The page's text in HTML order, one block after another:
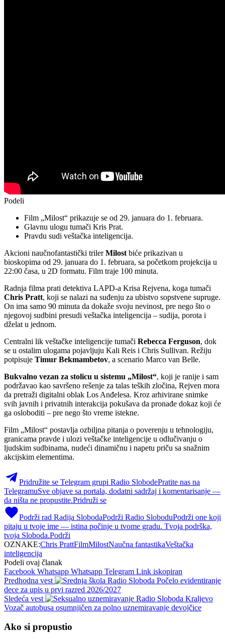
Podeli
Film „Milost“ prikazuje se od 29. januara do 1. februara.
Glavnu ulogu tumači Kris Prat.
Pravdu sudi veštačka inteligencija.
Akcioni naučnofantastički trilerMilost biće prikazivan u
bioskopima od 29. januara do 1. februara, sa početkom projekcija u
22:00 časa, u 2D formatu. Film traje 100 minuta.
Radnja filma prati detektiva LAPD-a Krisa Rejvena, koga tumači
Chris Pratt, koji se nalazi na suđenju za ubistvo sopstvene supruge.
On ima samo 90 minuta da dokaže svoju nevinost, pre nego što o
njegovoj sudbini presudi veštačka inteligencija – sudija, porota i
dželat u jednom.
Centralni lik veštačke inteligencije tumači Rebecca Ferguson, dok
se u ostalim ulogama pojavljuju Kali Reis i Chris Sullivan. Režiju
potpisuje Timur Bekmambetov, a scenario Marco van Belle.
Bukvalno vezan za stolicu u sistemu „Milost“, koji je ranije i sam
podržavao kao savršeno rešenje za talas teških zločina, Rejven mora
da pretraži digitalni oblak Los Anđelesa. Kroz arhivirane snimke
svih javnih i privatnih interakcija pokušava da pronađe dokaz koji će
ga osloboditi – pre nego što vreme istekne.
Film „Milost“ postavlja ozbiljna pitanja o poverenju u tehnologiju,
granicama pravde i ulozi veštačke inteligencije u odlučivanju o
ljudskim sudbinama, nudeći dinamičnu i napetu priču sa snažnim
akcijskim elementima.
Pridružite se Telegram grupi Radio SlobodePratite nas na
TelegramuSve objave sa portala, dodatni sadržaj i komentarisanje —
da ništa ne propustite.Pridruži se
Podrži rad Radija SlobodaPodrži Radio SloboduPodrži one koji
pitaju u tvoje ime — istina počinje u tvome gradu. Tvoja podrška,
tvoja Sloboda.Podrži
OZNAKE:Chris PrattFilmMilostNaučna fantastikaVeštačka
inteligencija
Podeli ovaj članak
Facebook Whatsapp Whatsapp Telegram Link iskopiran
Predhodna vest
Počelo evidentiranje
dece za upis u prvi razred 2026/2027
Sledeća vest
Vozač autobusa osumnjičen za polno uznemiravanje devojčice
Ako si propustio